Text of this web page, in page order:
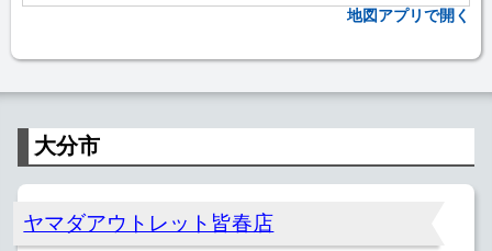
地図アプリで開く
大分市
ヤマダアウトレット皆春店